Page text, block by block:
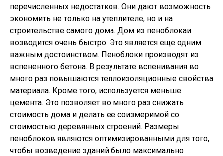
перечисленных недостатков. Они дают возможность
экономить не только на утеплителе, но и на
строительстве самого дома. Дом из пеноблокаи
возводится очень быстро. Это является еще одним
важным достоинством. Пеноблоки производят из
вспененного бетона. В результате вспенивания во
много раз повышаются теплоизоляционные свойства
материала. Кроме того, используется меньше
цемента. Это позволяет во много раз снижать
стоимость дома и делать ее соизмеримой со
стоимостью деревянных строений. Размеры
пеноблоков являются оптимизированными для того,
чтобы возведение зданий было максимально